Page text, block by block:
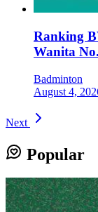
Ranking
Wanita
Badminton
August 4,
Next
Popular